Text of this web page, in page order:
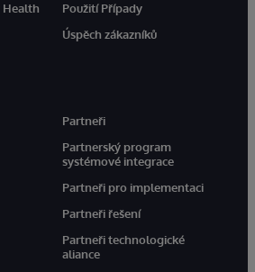
Health
Použití Případy
Úspěch zákazníků
Partneři
Partnerský program
systémové integrace
Partneři pro implementaci
Partneři řešení
Partneři technologické
aliance